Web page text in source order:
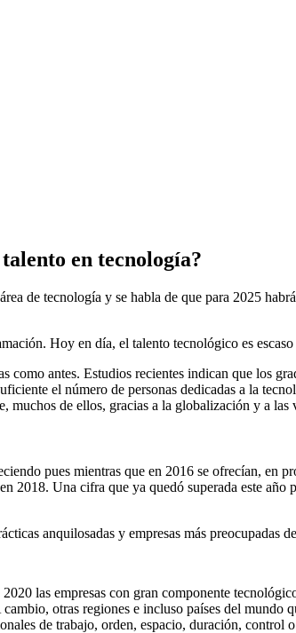
en tecnología?
de tecnología y se habla de que para 2025
Hoy en día, el talento tecnológico es
como antes. Estudios recientes indican que los
el número de personas dedicadas a la
muchos de ellos, gracias a la globalización y a
pues mientras que en 2016 se ofrecían, en
2018. Una cifra que ya quedó superada este
anquilosadas y empresas más preocupadas
las empresas con gran componente
otras regiones e incluso países del mundo
de trabajo, orden, espacio, duración, control